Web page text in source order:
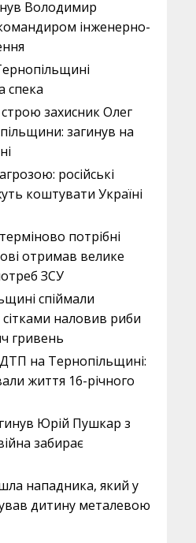
Володимир
інженерно-
спека
захисник Олег
загинув на
російські
коштувати Україні
потрібні
отримав велике
ЗСУ
спіймали
наловив риби
гривень
на Тернопільщині:
життя 16-річного
Юрій Пушкар з
забирає
нападника, який у
дитину металевою